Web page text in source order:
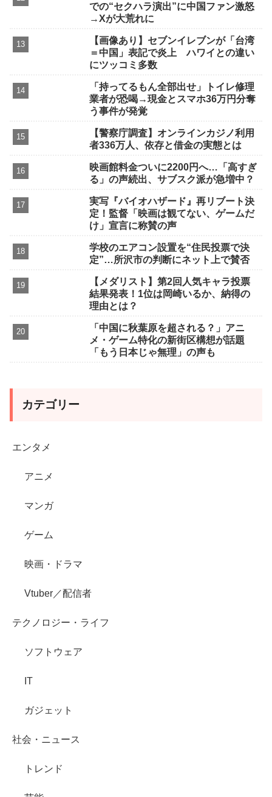
での“セクハラ演出”に中国ファン激怒
→Xが大荒れに
【画像あり】セブンイレブンが「台湾
＝中国」表記で炎上 ハワイとの違い
にツッコミ多数
「持ってるもん全部出せ」トイレ修理
業者が恐喝→現金とスマホ36万円分奪
う事件が発覚
【警察庁調査】オンラインカジノ利用
者336万人、依存と借金の実態とは
映画館料金ついに2200円へ…「高すぎ
る」の声続出、サブスク派が急増中？
実写『バイオハザード』再リブート決
定！監督「映画は観てない、ゲームだ
け」宣言に称賛の声
学校のエアコン設置を“住民投票で決
定”…所沢市の判断にネット上で賛否
【メダリスト】第2回人気キャラ投票
結果発表！1位は岡崎いるか、納得の
理由とは？
「中国に秋葉原を超される？」アニ
メ・ゲーム特化の新街区構想が話題
「もう日本じゃ無理」の声も
カテゴリー
エンタメ
アニメ
マンガ
ゲーム
映画・ドラマ
Vtuber／配信者
テクノロジー・ライフ
ソフトウェア
IT
ガジェット
社会・ニュース
トレンド